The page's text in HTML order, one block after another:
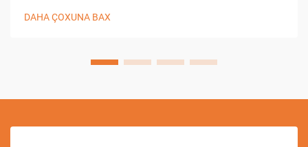
DAHA ÇOXUNA BAX